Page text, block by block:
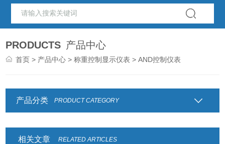
PRODUCTS 产品中心
首页 > 产品中心 >称重控制显示仪表 > AND控制仪表
产品分类 PRODUCT CATEGORY
相关文章 RELATED ARTICLES